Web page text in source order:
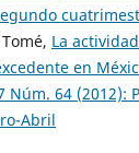
La
en
Núm. 64 (2012):
Abril